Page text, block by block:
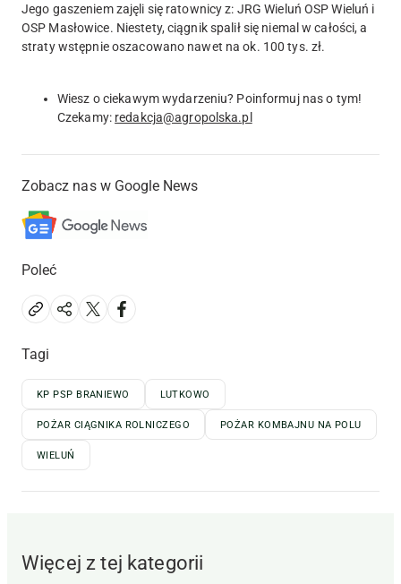
Jego gaszeniem zajęli się ratownicy z: JRG Wieluń OSP Wieluń i
OSP Masłowice. Niestety, ciągnik spalił się niemal w całości, a
straty wstępnie oszacowano nawet na ok. 100 tys. zł.
Wiesz o ciekawym wydarzeniu? Poinformuj nas o tym!
Czekamy: redakcja@agropolska.pl
Zobacz nas w Google News
Poleć
Tagi
KP PSP BRANIEWO LUTKOWO
POŻAR CIĄGNIKA ROLNICZEGO POŻAR KOMBAJNU NA POLU
WIELUŃ
Więcej z tej kategorii